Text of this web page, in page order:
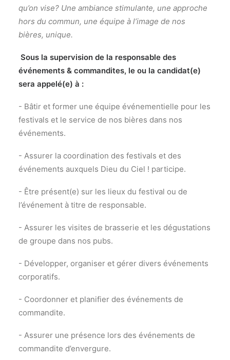
qu’on vise? Une ambiance stimulante, une approche
hors du commun, une équipe à l’image de nos
bières, unique.
Sous la supervision de la responsable des
événements & commandites, le ou la candidat(e)
sera appelé(e) à :
- Bâtir et former une équipe événementielle pour les
festivals et le service de nos bières dans nos
événements.
- Assurer la coordination des festivals et des
événements auxquels Dieu du Ciel ! participe.
- Être présent(e) sur les lieux du festival ou de
l’événement à titre de responsable.
- Assurer les visites de brasserie et les dégustations
de groupe dans nos pubs.
- Développer, organiser et gérer divers événements
corporatifs.
- Coordonner et planifier des événements de
commandite.
- Assurer une présence lors des événements de
commandite d’envergure.